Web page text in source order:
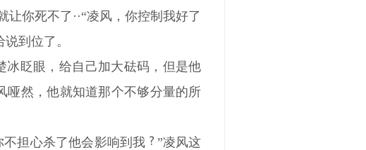
你死不了··“凌风，你控制我好了
到位了。
冰眨眼，给自己加大砝码，但是他
哑然，他就知道那个不够分量的所
担心杀了他会影响到我
”凌风这